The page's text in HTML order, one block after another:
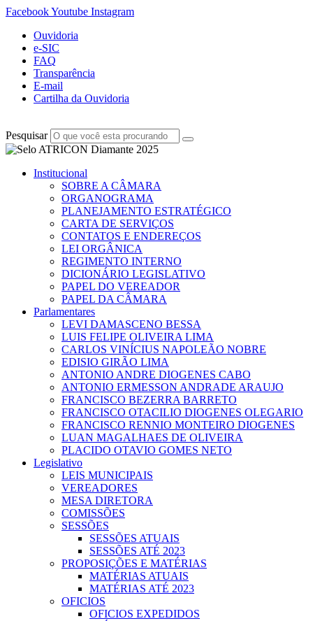
FacebookYoutube Instagram
Ouvidoria
e-SIC
FAQ
Transparência
E-mail
Cartilha da Ouvidoria
Pesquisar
Institucional
SOBRE A CÂMARA
ORGANOGRAMA
PLANEJAMENTO ESTRATÉGICO
CARTA DE SERVIÇOS
CONTATOS E ENDEREÇOS
LEI ORGÂNICA
REGIMENTO INTERNO
DICIONÁRIO LEGISLATIVO
PAPEL DO VEREADOR
PAPEL DA CÂMARA
Parlamentares
LEVI DAMASCENO BESSA
LUIS FELIPE OLIVEIRA LIMA
CARLOS VINÍCIUS NAPOLEÃO NOBRE
EDISIO GIRÃO LIMA
ANTONIO ANDRE DIOGENES CABO
ANTONIO ERMESSON ANDRADE ARAUJO
FRANCISCO BEZERRA BARRETO
FRANCISCO OTACILIO DIOGENES OLEGARIO
FRANCISCO RENNIO MONTEIRO DIOGENES
LUAN MAGALHAES DE OLIVEIRA
PLACIDO OTAVIO GOMES NETO
Legislativo
LEIS MUNICIPAIS
VEREADORES
MESA DIRETORA
COMISSÕES
SESSÕES
SESSÕES ATUAIS
SESSÕES ATÉ 2023
PROPOSIÇÕES E MATÉRIAS
MATÉRIAS ATUAIS
MATÉRIAS ATÉ 2023
OFICIOS
OFICIOS EXPEDIDOS